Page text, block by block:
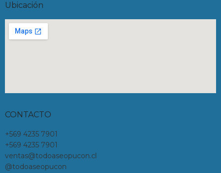
Ubicación
CONTACTO
+569 4235 7901
+569 4235 7901
ventas@todoaseopucon.cl
@todoaseopucon